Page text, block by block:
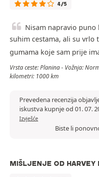
4/5
Nisam napravio puno
suhim cestama, ali su
gumama koje sam prije
Vrsta ceste: Planina - Vožnja:
kilometri: 1000 km
Prevedena recenzija
iskustva kupnje od 01. 07.
Izvješće
Biste li
MIŠLJENJE OD HARVEY